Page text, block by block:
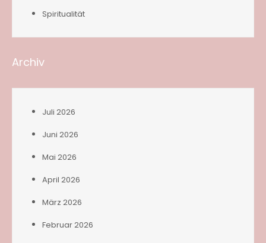
Spiritualität
Archiv
Juli 2026
Juni 2026
Mai 2026
April 2026
März 2026
Februar 2026